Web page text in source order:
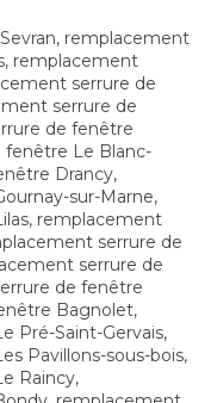
, remplacement
, remplacement
serrure de
serrure de
de fenêtre
Le Blanc-
Drancy,
sur-Marne,
, remplacement
serrure de
serrure de
de fenêtre
Bagnolet,
Pré-Saint-Gervais,
Pavillons-sous-bois,
Raincy,